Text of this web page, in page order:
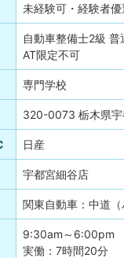
未経験可・経験者優
自動車整備士2級 普
AT限定不可
専門学校
320-0073 栃木県
日産
宇都宮細谷店
関東自動車：中道（
9:30am～6:00pm
実働：7時間20分